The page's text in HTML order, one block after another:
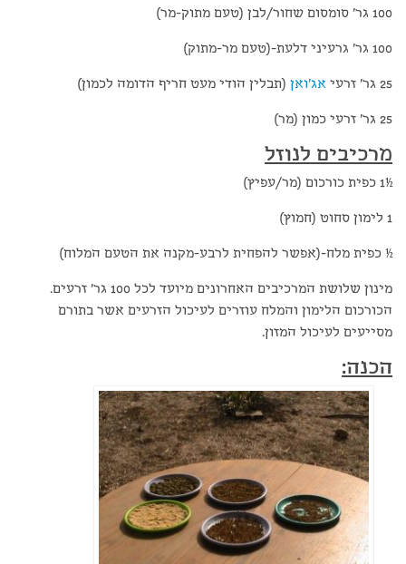
100 גר' סומסום שחור/לבן (טעם מתוק-מר)
100 גר' גרעיני דלעת-(טעם מר-מתוק)
25 גר' זרעי אג'ואן (תבלין הודי מעט חריף הדומה לכמון)
25 גר' זרעי כמון (מר)
מרכיבים לנוזל
½1 כפית כורכום (מר/עפיץ)
1 לימון סחוט (חמוץ)
½ כפית מלח-(אפשר להפחית לרבע-מקנה את הטעם המלוח)
מינון שלושת המרכיבים האחרונים מיועד לכל 100 גר' זרעים.
הכורכום הלימון והמלח עוזרים לעיכול הזרעים אשר בתורם
מסייעים לעיכול המזון.
הכנה: